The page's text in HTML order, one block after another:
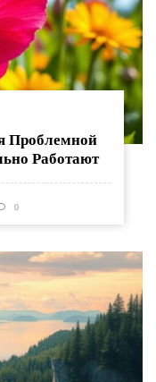
Проблемной
Работают
0